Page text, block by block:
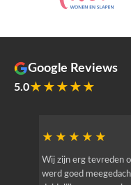
Google Reviews
5.0★★★★★
★★★★★
Wij zijn erg tevreden
werd goed